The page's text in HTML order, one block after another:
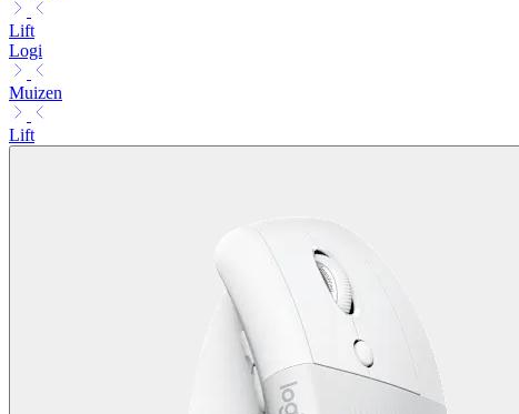
Lift
Logi
Muizen
Lift